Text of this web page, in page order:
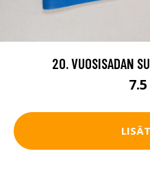
20. VUOSISADAN